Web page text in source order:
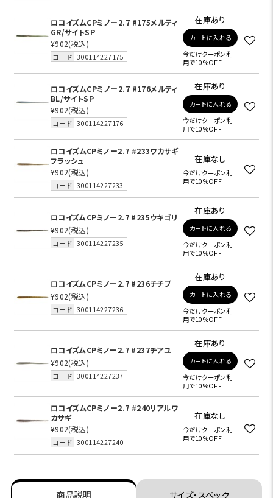
ロコイズムCPミノー2.7 #175メルティ
GR/サイトSP
¥902(税込)
コード 300114227175
在庫あり
カートに入れる
今だけクーポン利
用で10%OFF
ロコイズムCPミノー2.7 #176メルティ
BL/サイトSP
¥902(税込)
コード 300114227176
在庫あり
カートに入れる
今だけクーポン利
用で10%OFF
ロコイズムCPミノー2.7 #233ワカサギ
フラッシュ
¥902(税込)
コード 300114227233
在庫なし
今だけクーポン利
用で10%OFF
ロコイズムCPミノー2.7 #235ウキゴリ
¥902(税込)
コード 300114227235
在庫あり
カートに入れる
今だけクーポン利
用で10%OFF
ロコイズムCPミノー2.7 #236チチブ
¥902(税込)
コード 300114227236
在庫あり
カートに入れる
今だけクーポン利
用で10%OFF
ロコイズムCPミノー2.7 #237チアユ
¥902(税込)
コード 300114227237
在庫あり
カートに入れる
今だけクーポン利
用で10%OFF
ロコイズムCPミノー2.7 #240リアルワ
カサギ
¥902(税込)
コード 300114227240
在庫なし
今だけクーポン利
用で10%OFF
商品説明 サイズ・スペック